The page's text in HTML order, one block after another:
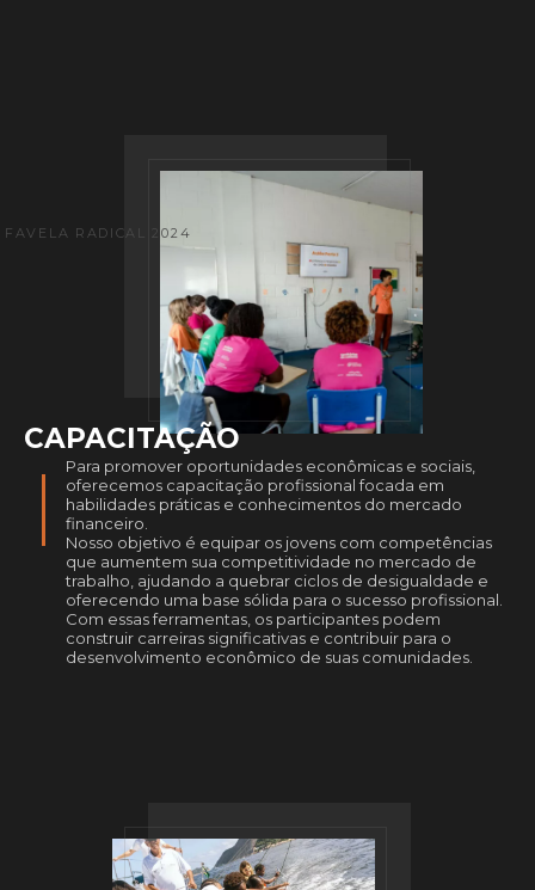
FAVELA RADICAL 2024
CAPACITAÇÃO
Para promover oportunidades econômicas e sociais,
oferecemos capacitação profissional focada em
habilidades práticas e conhecimentos do mercado
financeiro.
Nosso objetivo é equipar os jovens com competências
que aumentem sua competitividade no mercado de
trabalho, ajudando a quebrar ciclos de desigualdade e
oferecendo uma base sólida para o sucesso profissional.
Com essas ferramentas, os participantes podem
construir carreiras significativas e contribuir para o
desenvolvimento econômico de suas comunidades.